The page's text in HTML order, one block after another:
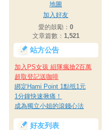
地圖
加入好友
愛的鼓勵： 0
文章篇數： 1,521
站方公告
加入PS女孩 組隊瘋搶2百萬
超取登記送咖啡
綁定Hami Point 1點抵1元
1分鐘快速揪痛！
成為獨立小姐的滾錢心法
好友列表